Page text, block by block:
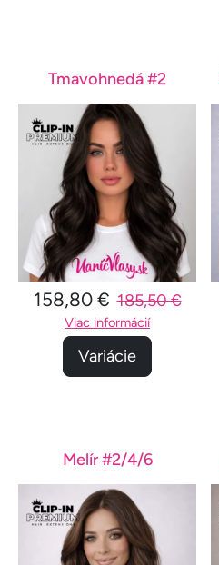
Tmavohnedá #2
158,80 € 185,50 €
Viac informácií
Variácie
Melír #2/4/6